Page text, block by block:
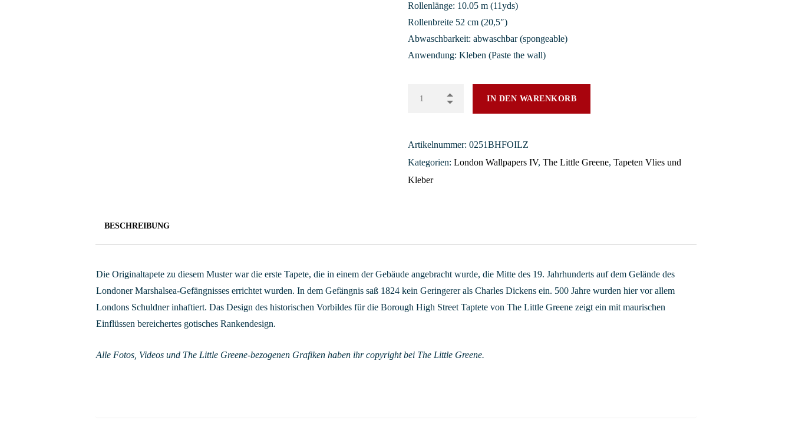
Rollenlänge: 10.05 m (11yds)
Rollenbreite 52 cm (20,5″)
Abwaschbarkeit: abwaschbar (spongeable)
Anwendung: Kleben (Paste the wall)
IN DEN WARENKORB
Artikelnummer:0251BHFOILZ
Kategorien:London Wallpapers IV,The Little Greene,Tapeten Vlies und
Kleber
BESCHREIBUNG
Die Originaltapete zu diesem Muster war die erste Tapete, die in einem der Gebäude angebracht wurde, die Mitte des 19. Jahrhunderts auf dem Gelände des
Londoner Marshalsea-Gefängnisses errichtet wurden. In dem Gefängnis saß 1824 kein Geringerer als Charles Dickens ein. 500 Jahre wurden hier vor allem
Londons Schuldner inhaftiert. Das Design des historischen Vorbildes für die Borough High Street Taptete von The Little Greene zeigt ein mit maurischen
Einflüssen bereichertes gotisches Rankendesign.
Alle Fotos, Videos und The Little Greene-bezogenen Grafiken haben ihr copyright bei The Little Greene.